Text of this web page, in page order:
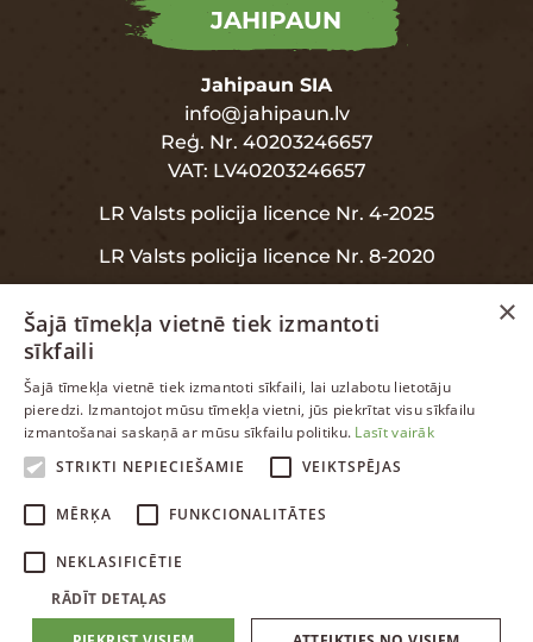
JAHIPAUN
Jahipaun SIA
info@jahipaun.lv
Reģ. Nr. 40203246657
VAT: LV40203246657
LR Valsts policija licence Nr. 4-2025
LR Valsts policija licence Nr. 8-2020
INFORMĀCIJA
Garantija
ENGLISH
×
Šajā tīmekļa vietnē tiek izmantoti
sīkfaili
Šajā tīmekļa vietnē tiek izmantoti sīkfaili, lai uzlabotu lietotāju
pieredzi. Izmantojot mūsu tīmekļa vietni, jūs piekrītat visu sīkfailu
izmantošanai saskaņā ar mūsu sīkfailu politiku. Lasīt vairāk
STRIKTI NEPIECIEŠAMIE
VEIKTSPĒJAS
MĒRĶA FUNKCIONALITĀTES
NEKLASIFICĒTIE
RĀDĪT DETAĻAS